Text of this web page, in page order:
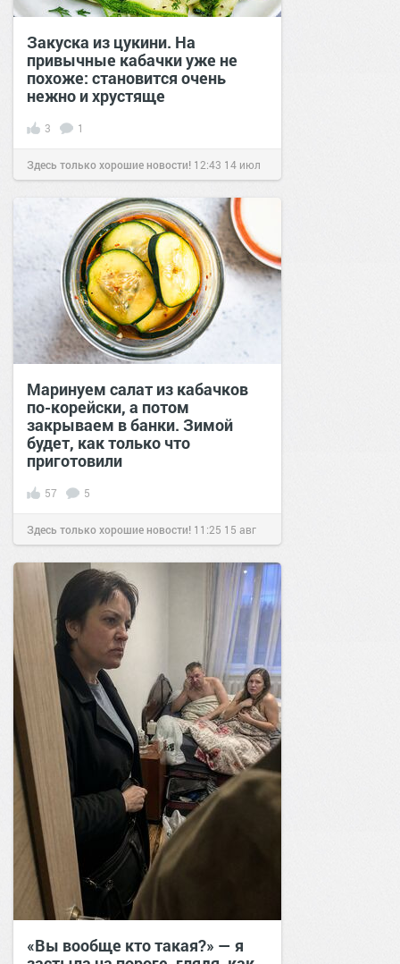
Закуска из цукини. На
привычные кабачки уже не
похоже: становится очень
нежно и хрустяще
3 1
Здесь только хорошие новости! 12:43 14 июл
Маринуем салат из кабачков
по-корейски, а потом
закрываем в банки. Зимой
будет, как только что
приготовили
57 5
Здесь только хорошие новости! 11:25 15 авг
2021
«Вы вообще кто такая?» — я